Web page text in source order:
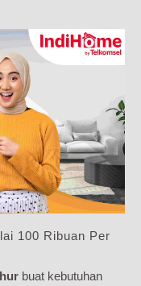
100 Ribuan Per
buat kebutuhan